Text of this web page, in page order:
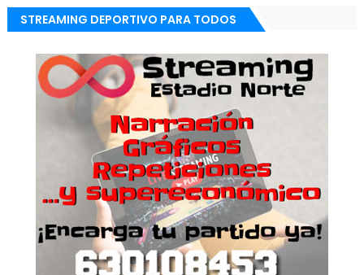
STREAMING DEPORTIVO PARA TODOS